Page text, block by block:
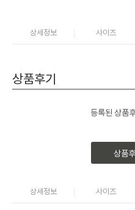
상세정보 사이즈
상품후기
등록된 상품
상품
상세정보 사이즈